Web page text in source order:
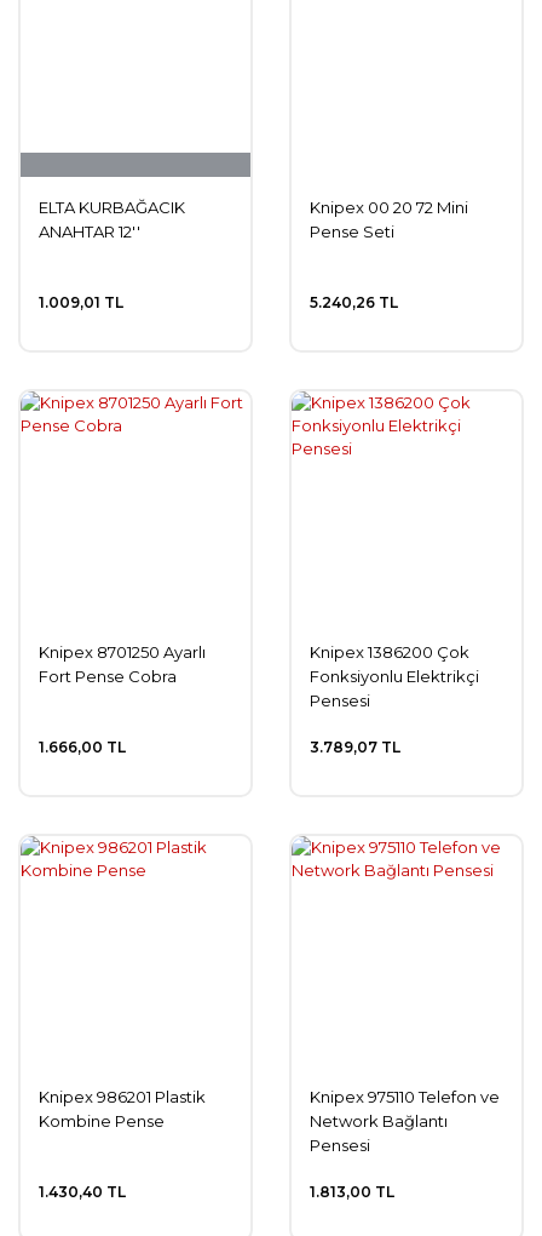
ELTA KURBAĞACIK
ANAHTAR 12''
1.009,01 TL
Knipex 00 20 72 Mini
Pense Seti
5.240,26 TL
Knipex 8701250 Ayarlı
Fort Pense Cobra
1.666,00 TL
Knipex 1386200 Çok
Fonksiyonlu Elektrikçi
Pensesi
3.789,07 TL
Knipex 986201 Plastik
Kombine Pense
1.430,40 TL
Knipex 975110 Telefon ve
Network Bağlantı
Pensesi
1.813,00 TL